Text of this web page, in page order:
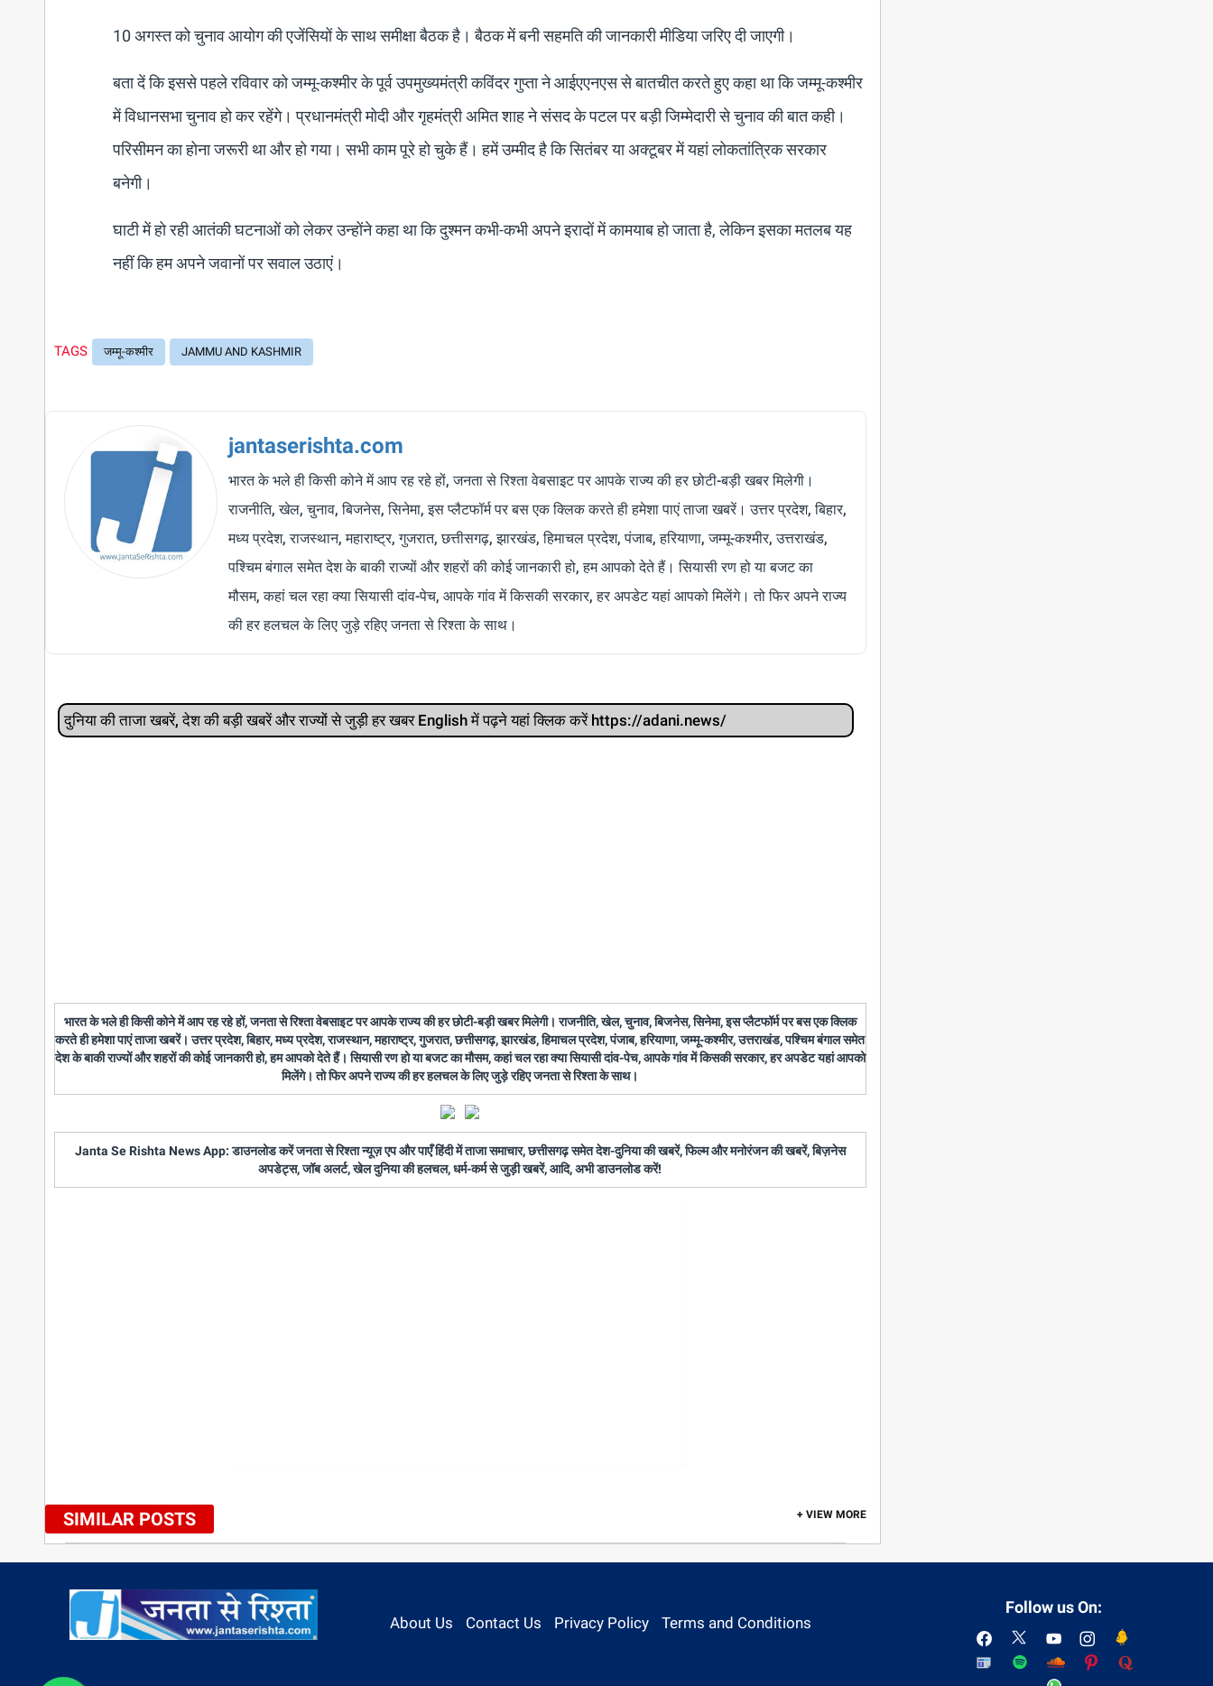
10 अगस्त को चुनाव आयोग की एजेंसियों के साथ समीक्षा बैठक है। बैठक में बनी सहमति की जानकारी मीडिया जरिए दी जाएगी।
बता दें कि इससे पहले रविवार को जम्मू-कश्मीर के पूर्व उपमुख्यमंत्री कविंदर गुप्ता ने आईएएनएस से बातचीत करते हुए कहा था कि जम्मू-कश्मीर
में विधानसभा चुनाव हो कर रहेंगे। प्रधानमंत्री मोदी और गृहमंत्री अमित शाह ने संसद के पटल पर बड़ी जिम्मेदारी से चुनाव की बात कही।
परिसीमन का होना जरूरी था और हो गया। सभी काम पूरे हो चुके हैं। हमें उम्मीद है कि सितंबर या अक्टूबर में यहां लोकतांत्रिक सरकार
बनेगी।
घाटी में हो रही आतंकी घटनाओं को लेकर उन्होंने कहा था कि दुश्मन कभी-कभी अपने इरादों में कामयाब हो जाता है, लेकिन इसका मतलब यह
नहीं कि हम अपने जवानों पर सवाल उठाएं।
TAGS जम्मू-कश्मीर JAMMU AND KASHMIR
jantaserishta.com
भारत के भले ही किसी कोने में आप रह रहे हों, जनता से रिश्ता वेबसाइट पर आपके राज्य की हर छोटी-बड़ी खबर मिलेगी।
राजनीति, खेल, चुनाव, बिजनेस, सिनेमा, इस प्लैटफॉर्म पर बस एक क्लिक करते ही हमेशा पाएं ताजा खबरें। उत्तर प्रदेश, बिहार,
मध्य प्रदेश, राजस्थान, महाराष्ट्र, गुजरात, छत्तीसगढ़, झारखंड, हिमाचल प्रदेश, पंजाब, हरियाणा, जम्मू-कश्मीर, उत्तराखंड,
पश्चिम बंगाल समेत देश के बाकी राज्यों और शहरों की कोई जानकारी हो, हम आपको देते हैं। सियासी रण हो या बजट का
मौसम, कहां चल रहा क्या सियासी दांव-पेच, आपके गांव में किसकी सरकार, हर अपडेट यहां आपको मिलेंगे। तो फिर अपने राज्य
की हर हलचल के लिए जुड़े रहिए जनता से रिश्ता के साथ।
दुनिया की ताजा खबरें, देश की बड़ी खबरें और राज्‍यों से जुड़ी हर खबर English में पढ़ने यहां क्लिक करें https://adani.news/
भारत के भले ही किसी कोने में आप रह रहे हों, जनता से रिश्ता वेबसाइट पर आपके राज्य की हर छोटी-बड़ी खबर मिलेगी। राजनीति, खेल, चुनाव, बिजनेस, सिनेमा, इस प्लैटफॉर्म पर बस एक क्लिक
करते ही हमेशा पाएं ताजा खबरें। उत्तर प्रदेश, बिहार, मध्य प्रदेश, राजस्थान, महाराष्ट्र, गुजरात, छत्तीसगढ़, झारखंड, हिमाचल प्रदेश, पंजाब, हरियाणा, जम्मू-कश्मीर, उत्तराखंड, पश्चिम बंगाल समेत
देश के बाकी राज्यों और शहरों की कोई जानकारी हो, हम आपको देते हैं। सियासी रण हो या बजट का मौसम, कहां चल रहा क्या सियासी दांव-पेच, आपके गांव में किसकी सरकार, हर अपडेट यहां आपको
मिलेंगे। तो फिर अपने राज्य की हर हलचल के लिए जुड़े रहिए जनता से रिश्ता के साथ।
Janta Se Rishta News App: डाउनलोड करें जनता से रिश्ता न्यूज़ एप और पाएँ हिंदी में ताजा समाचार, छत्तीसगढ़ समेत देश-दुनिया की खबरें, फिल्म और मनोरंजन की खबरें, बिज़नेस
अपडेट्स, जॉब अलर्ट, खेल दुनिया की हलचल, धर्म-कर्म से जुड़ी खबरें, आदि, अभी डाउनलोड करें!
SIMILAR POSTS + VIEW MORE
About Us Contact Us Privacy Policy Terms and Conditions
Follow us On: